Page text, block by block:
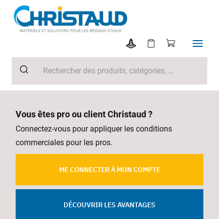
Vous êtes pro ou client Christaud ?
Connectez-vous pour appliquer les conditions
commerciales pour les pros.
ME CONNECTER À MON COMPTE
DÉCOUVRIR LES AVANTAGES